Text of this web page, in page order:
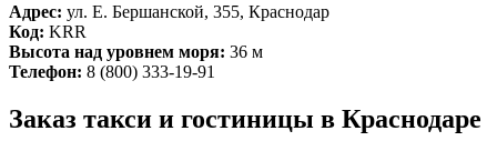
Адрес: ул. Е. Бершанской, 355, Краснодар
Код: KRR
Высота над уровнем моря: 36 м
Телефон: 8 (800) 333-19-91
Заказ такси и гостиницы в Краснодаре